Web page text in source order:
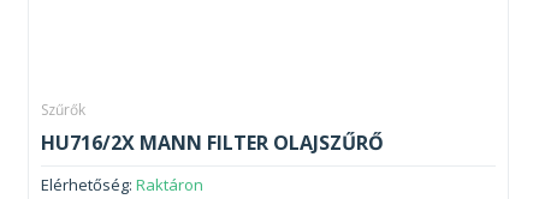
Szűrők
HU716/2X MANN FILTER OLAJSZŰRŐ
Elérhetőség: Raktáron